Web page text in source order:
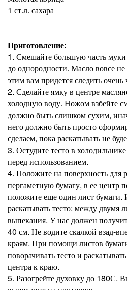
1 ст.л. сахара
Приготовление:
1. Смешайте большую часть
до однородности. Масло вовсе
этим вам придется следить очень
2. Сделайте ямку в центре
холодную воду. Ножом взбейте
должно быть слишком сухим,
него должно быть просто
сделаем, пока раскатывать не
3. Остудите тесто в
перед использованием.
4. Положите на поверхность для
пергаметную бумагу, в ее центр
положите еще один лист
раскатывать тесто: между двумя
выпекания. У нас должен
40 см. Не водите скалкой взад-
краям. При помощи листов
поворачивать тесто и
центра к краю.
5. Разогрейте духовку до 180С.